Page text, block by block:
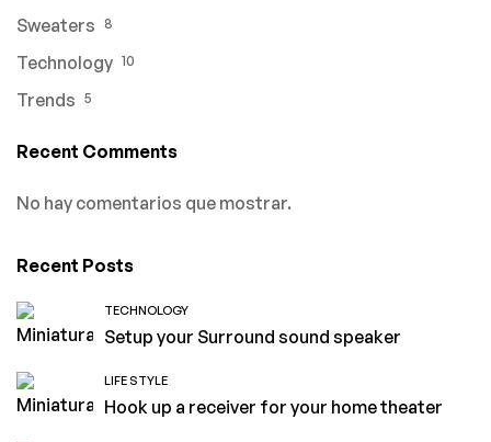
Sweaters 8
Technology 10
Trends 5
Recent Comments
No hay comentarios que mostrar.
Recent Posts
TECHNOLOGY
Setup your Surround sound speaker
LIFE STYLE
Hook up a receiver for your home theater